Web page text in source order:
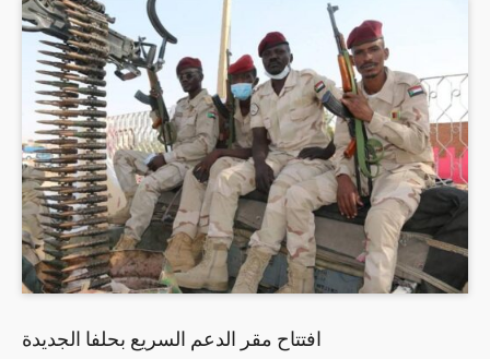
افتتاح مقر الدعم السريع بحلفا الجديدة